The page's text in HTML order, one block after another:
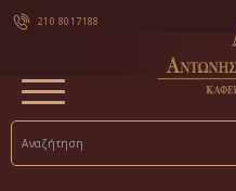
210 8017188